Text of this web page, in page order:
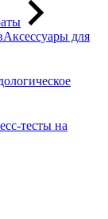
Аксессуары для
тесты на